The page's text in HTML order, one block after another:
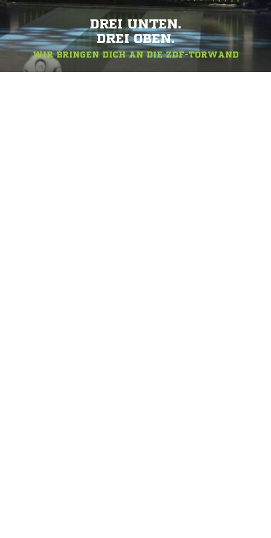
DREI UNTEN.
DREI OBEN.
WIR BRINGEN DICH AN DIE ZDF-TORWAND